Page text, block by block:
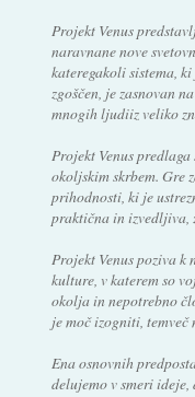
Projekt Venus
naravnane nove
kateregakoli sistema,
zgoščen, je zasnovan
mnogih ljudiiz veliko
Projekt Venus
okoljskim skrbem. Gre
prihodnosti, ki je
praktična in izvedljiva,
Projekt Venus poziva
kulture, v katerem so
okolja in nepotrebno
je moč izogniti,
Ena osnovnih
delujemo v smeri